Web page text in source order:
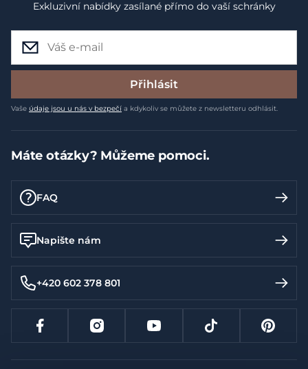
Exkluzivní nabídky zasílané přímo do vaší schránky
Přihlásit
Vaše údaje jsou u nás v bezpečí a kdykoliv se můžete z newsletteru odhlásit.
Máte otázky? Můžeme pomoci.
FAQ
Napište nám
+420 602 378 801